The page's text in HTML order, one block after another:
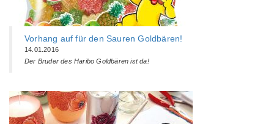
Vorhang auf für den Sauren Goldbären!
14.01.2016
Der Bruder des Haribo Goldbären ist da!